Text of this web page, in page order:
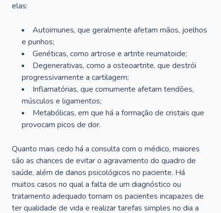
elas:
Autoimunes, que geralmente afetam mãos, joelhos
e punhos;
Genéticas, como artrose e artrite reumatoide;
Degenerativas, como a osteoartrite, que destrói
progressivamente a cartilagem;
Inflamatórias, que comumente afetam tendões,
músculos e ligamentos;
Metabólicas, em que há a formação de cristais que
provocam picos de dor.
Quanto mais cedo há a consulta com o médico, maiores
são as chances de evitar o agravamento do quadro de
saúde, além de danos psicológicos no paciente. Há
muitos casos no qual a falta de um diagnóstico ou
tratamento adequado tornam os pacientes incapazes de
ter qualidade de vida e realizar tarefas simples no dia a